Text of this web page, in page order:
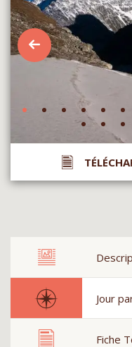
Jour
Fiche